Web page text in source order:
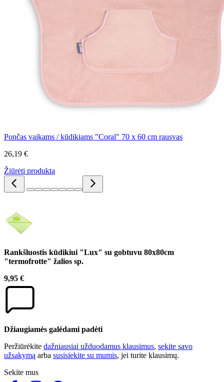
Pončas vaikams / kūdikiams "Coral" 70 x 60 cm rausvas
26,19 €
Žiūrėti produktą
Rankšluostis kūdikiui "Lux" su gobtuvu 80x80cm
"termofrotte" žalios sp.
9,95 €
Džiaugiamės galėdami padėti
Peržiūrėkite dažniausiai užduodamus klausimus, sekite savo
užsakymą arba susisiekite su mumis, jei turite klausimų.
Sekite mus